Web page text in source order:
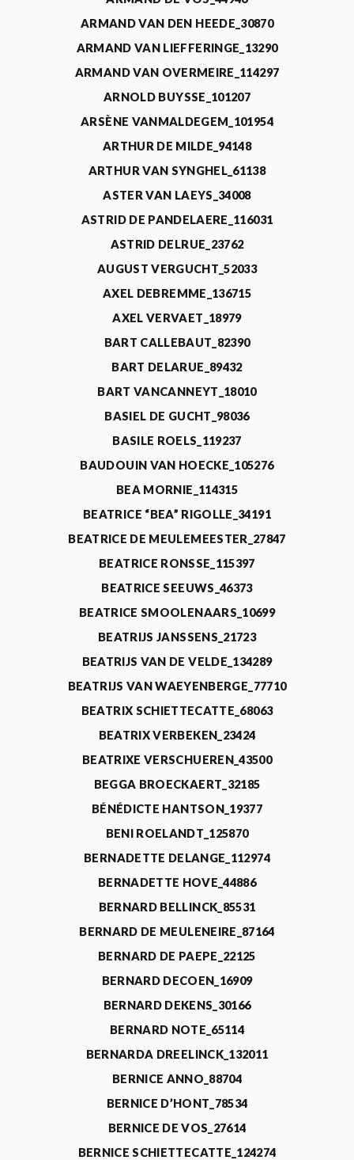
ARMAND VAN DEN HEEDE_30870
ARMAND VAN LIEFFERINGE_13290
ARMAND VAN OVERMEIRE_114297
ARNOLD BUYSSE_101207
ARSÈNE VANMALDEGEM_101954
ARTHUR DE MILDE_94148
ARTHUR VAN SYNGHEL_61138
ASTER VAN LAEYS_34008
ASTRID DE PANDELAERE_116031
ASTRID DELRUE_23762
AUGUST VERGUCHT_52033
AXEL DEBREMME_136715
AXEL VERVAET_18979
BART CALLEBAUT_82390
BART DELARUE_89432
BART VANCANNEYT_18010
BASIEL DE GUCHT_98036
BASILE ROELS_119237
BAUDOUIN VAN HOECKE_105276
BEA MORNIE_114315
BEATRICE “BEA” RIGOLLE_34191
BEATRICE DE MEULEMEESTER_27847
BEATRICE RONSSE_115397
BEATRICE SEEUWS_46373
BEATRICE SMOOLENAARS_10699
BEATRIJS JANSSENS_21723
BEATRIJS VAN DE VELDE_134289
BEATRIJS VAN WAEYENBERGE_77710
BEATRIX SCHIETTECATTE_68063
BEATRIX VERBEKEN_23424
BEATRIXE VERSCHUEREN_43500
BEGGA BROECKAERT_32185
BÉNÉDICTE HANTSON_19377
BENI ROELANDT_125870
BERNADETTE DELANGE_112974
BERNADETTE HOVE_44886
BERNARD BELLINCK_85531
BERNARD DE MEULENEIRE_87164
BERNARD DE PAEPE_22125
BERNARD DECOEN_16909
BERNARD DEKENS_30166
BERNARD NOTE_65114
BERNARDA DREELINCK_132011
BERNICE ANNO_88704
BERNICE D’HONT_78534
BERNICE DE VOS_27614
BERNICE SCHIETTECATTE_124274